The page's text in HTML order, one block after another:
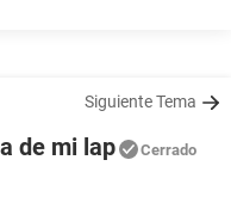
Siguiente Tema
de mi lap Cerrado